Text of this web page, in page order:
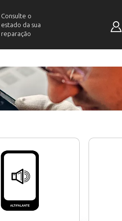
Consulte o
estado da sua
reparação